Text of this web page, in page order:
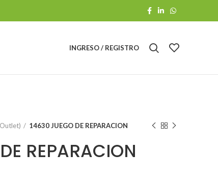
INGRESO / REGISTRO
14630 JUEGO DE REPARACION
REPARACION